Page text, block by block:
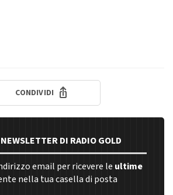
CONDIVIDI
DI RADIO GOLD
email per ricevere le ultime
nella tua casella di posta